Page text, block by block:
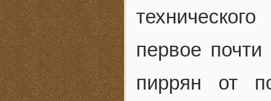
первое
пиррян от